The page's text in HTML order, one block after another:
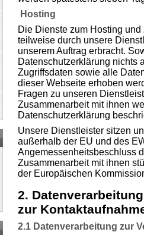
Hosting
Die Dienste zum Hosting
teilweise durch unsere
unserem Auftrag erbracht.
Datenschutzerklärung nichts
Zugriffsdaten sowie alle
dieser Webseite erhoben
Fragen zu unseren
Zusammenarbeit mit ihnen
Datenschutzerklärung
Unsere Dienstleister sitzen
außerhalb der EU und des
Angemessenheitsbeschluss
Zusammenarbeit mit ihnen
der Europäischen
2.
zur
2.1 Datenverarbeitung zur